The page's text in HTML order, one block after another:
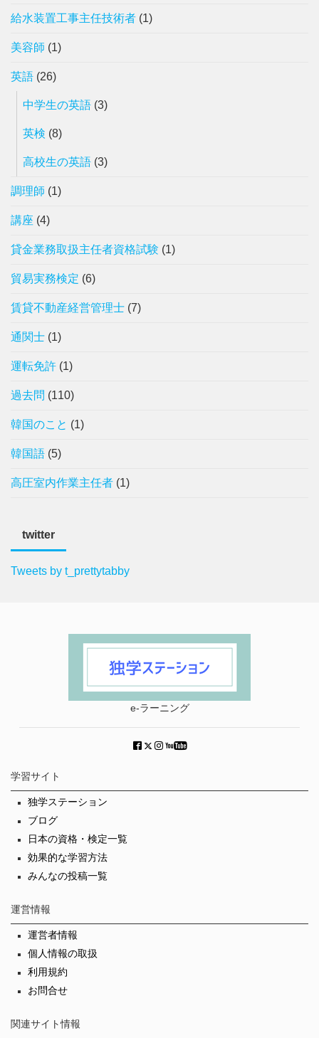
給水装置工事主任技術者 (1)
美容師 (1)
英語 (26)
中学生の英語 (3)
英検 (8)
高校生の英語 (3)
調理師 (1)
講座 (4)
貸金業務取扱主任者資格試験 (1)
貿易実務検定 (6)
賃貸不動産経営管理士 (7)
通関士 (1)
運転免許 (1)
過去問 (110)
韓国のこと (1)
韓国語 (5)
高圧室内作業主任者 (1)
twitter
Tweets by t_prettytabby
e-ラーニング
学習サイト
独学ステーション
ブログ
日本の資格・検定一覧
効果的な学習方法
みんなの投稿一覧
運営情報
運営者情報
個人情報の取扱
利用規約
お問合せ
関連サイト情報